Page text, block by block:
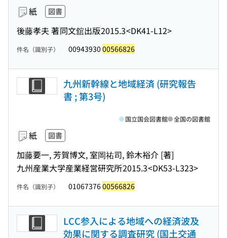
紙 図書
後藤孝夫 著同文舘出版2015.3<DK41-L12>
件名（識別子） 00943930 00566826
九州新幹線と地域経済 (研究報告
書 ; 第3号)
紙 図書
加藤要一, 芳賀博文, 室岡祐司, 鈴木裕介 [著]
九州産業大学産業経営研究所2015.3<DK53-L323>
国立国会図書館 全国の図書館
件名（識別子） 0106737600566826
LCC参入による地域への経済波及
効果に関する調査研究 (国土交通